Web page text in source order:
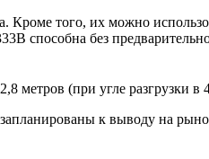
того, их можно
способна без
метров (при угле разгрузки в
к выводу на